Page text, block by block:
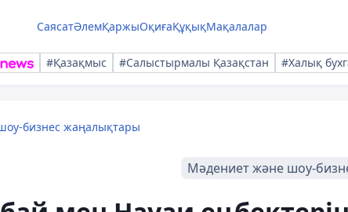
СаясатӘлемҚаржыОқиғаҚұқықМақалалар
#Қазақмыс #Салыстырмалы Қазақстан #Халық
бизнес жаңалықтары
Мәдениет және шоу-